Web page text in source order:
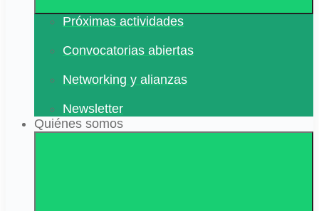
Próximas actividades
Convocatorias abiertas
Networking y alianzas
Newsletter
Quiénes somos